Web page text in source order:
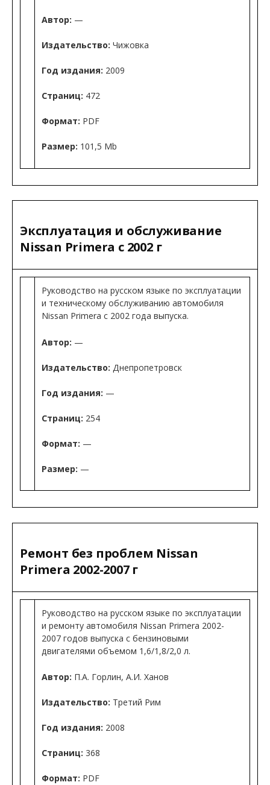
Автор: —
Издательство: Чижовка
Год издания: 2009
Страниц: 472
Формат: PDF
Размер: 101,5 Mb
Эксплуатация и обслуживание
Nissan Primera с 2002 г
Руководство на русском языке по эксплуатации
и техническому обслуживанию автомобиля
Nissan Primera с 2002 года выпуска.
Автор: —
Издательство: Днепропетровск
Год издания: —
Страниц: 254
Формат: —
Размер: —
Ремонт без проблем Nissan
Primera 2002-2007 г
Руководство на русском языке по эксплуатации
и ремонту автомобиля Nissan Primera 2002-
2007 годов выпуска с бензиновыми
двигателями объемом 1,6/1,8/2,0 л.
Автор: П.А. Горлин, А.И. Ханов
Издательство: Третий Рим
Год издания: 2008
Страниц: 368
Формат: PDF